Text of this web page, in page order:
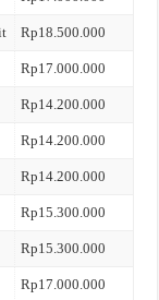
Rp18.500.000
Rp17.000.000
Rp14.200.000
Rp14.200.000
Rp14.200.000
Rp15.300.000
Rp15.300.000
Rp17.000.000